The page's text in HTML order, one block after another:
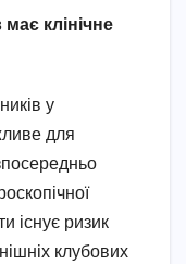
клінічне
у
для
існує ризик
клубових